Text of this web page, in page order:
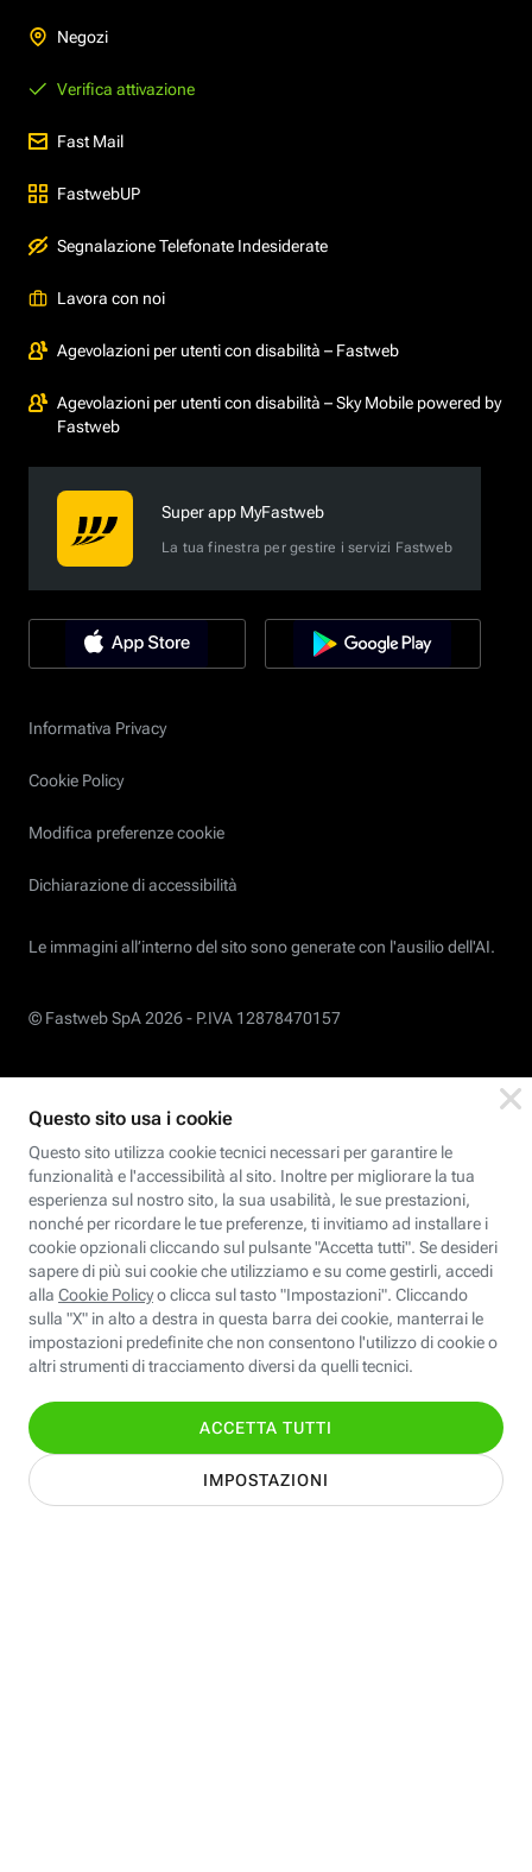
Negozi
Verifica attivazione
Fast Mail
FastwebUP
Segnalazione Telefonate Indesiderate
Lavora con noi
Agevolazioni per utenti con disabilità – Fastweb
Agevolazioni per utenti con disabilità – Sky Mobile powered by
Fastweb
Super app MyFastweb
La tua finestra per gestire i servizi Fastweb
Informativa Privacy
Cookie Policy
Modifica preferenze cookie
Dichiarazione di accessibilità
Le immagini all’interno del sito sono generate con l'ausilio dell'AI.
© Fastweb SpA 2026 - P.IVA 12878470157